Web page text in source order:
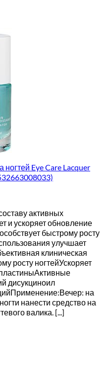
ногтей Eye Care Lacquer
активных
и ускоряет обновление
быстрому росту
улучшает
клиническая
росту ногтейУскоряет
дисукциноил
на
нанести средство на
валика. [...]